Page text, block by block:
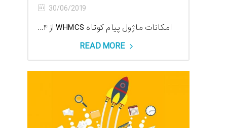
30/06/2019
امکانات ماژول پیام کوتاه WHMCS از ۴...
READ MORE